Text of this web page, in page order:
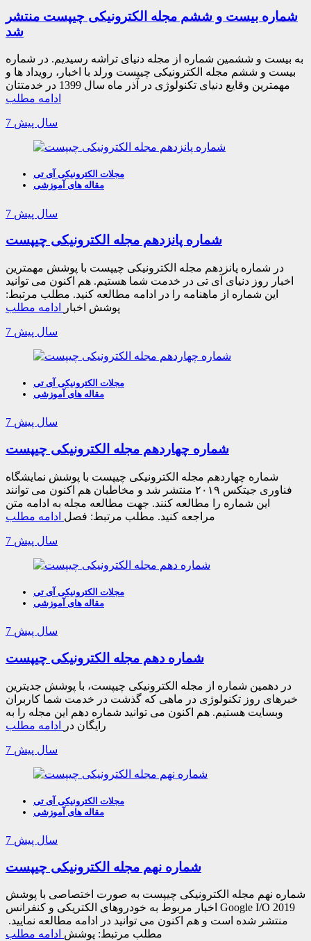
شماره بیست و ششم مجله الکترونیکی چیپست منتشر
شد
به بیست و ششمین شماره از مجله دنیای تراشه رسیدیم. در شماره
بیست و ششم مجله الکترونیکی چیپست ورلد با اخبار، رویداد ها و
مهمترین وقایع دنیای تکنولوژی در آذر ماه سال 1399 در خدمتتان
ادامه مطلب
7 سال پیش
مجلات الکترونیکی آی تی
مقاله های آموزشی
7 سال پیش
شماره پانزدهم مجله الکترونیکی چیپست
در شماره پانزدهم مجله الکترونیکی چیپست با پوشش مهمترین
اخبار روز دنیای آی تی در خدمت شما هستیم. هم اکنون می توانید
این شماره از ماهنامه را در ادامه مطالعه کنید. مطلب مرتبط:
پوشش اخبار
ادامه مطلب
7 سال پیش
مجلات الکترونیکی آی تی
مقاله های آموزشی
7 سال پیش
شماره چهاردهم مجله الکترونیکی چیپست
شماره چهاردهم مجله الکترونیکی چیپست با پوشش نمایشگاه
فناوری جیتکس ۲۰۱۹ منتشر شد و مخاطبان هم اکنون می توانند
این شماره را مطالعه کنند. جهت مطالعه مجله به ادامه متن
مراجعه کنید. مطلب مرتبط: فصل ادامه مطلب
7 سال پیش
مجلات الکترونیکی آی تی
مقاله های آموزشی
7 سال پیش
شماره دهم مجله الکترونیکی چیپست
در دهمین شماره از مجله الکترونیکی چیپست، با پوشش جدیترین
خبرهای روز تکنولوژی در ماهی که گذشت در خدمت شما کاربران
وبسایت هستیم. هم اکنون می توانید شماره دهم این مجله را به
رایگان در
ادامه مطلب
7 سال پیش
مجلات الکترونیکی آی تی
مقاله های آموزشی
7 سال پیش
شماره نهم مجله الکترونیکی چیپست
شماره نهم مجله الکترونیکی چیپست به صورت اختصاصی با پوشش
اخبار مربوط به خودروهای الکتریکی و کنفرانس Google I/O 2019
منتشر شده است و هم اکنون می توانید در ادامه مطالعه نمایید.
مطلب مرتبط: پوشش ادامه مطلب